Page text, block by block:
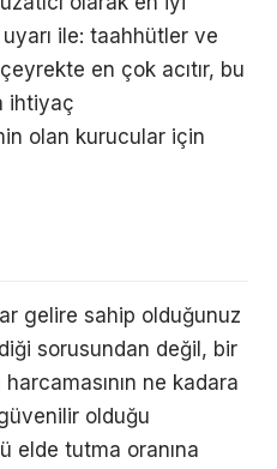
ile: taahhütler ve
en çok acıtır, bu
ihtiyaç
olan kurucular için
gelire sahip olduğunuz
sorusundan değil, bir
ne kadara
olduğu
elde tutma oranına